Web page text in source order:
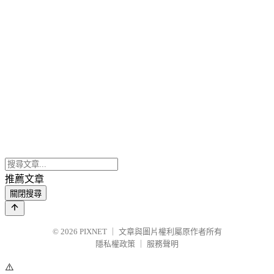
推薦文章
關閉搜尋
© 2026 PIXNET
文章與圖片權利屬原作者所有
隱私權政策
服務聲明
⚠️